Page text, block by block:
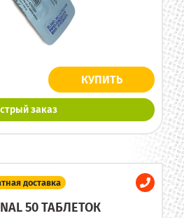
КУПИТЬ
заказ
доставка
50 ТАБЛЕТОК